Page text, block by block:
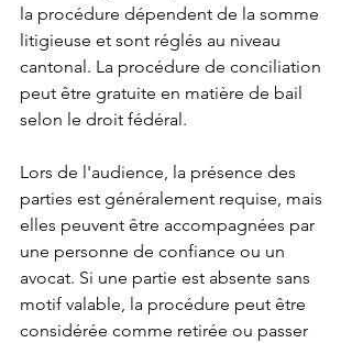
la procédure dépendent de la somme
litigieuse et sont réglés au niveau
cantonal. La procédure de conciliation
peut être gratuite en matière de bail
selon le droit fédéral.
Lors de l'audience, la présence des
parties est généralement requise, mais
elles peuvent être accompagnées par
une personne de confiance ou un
avocat. Si une partie est absente sans
motif valable, la procédure peut être
considérée comme retirée ou passer